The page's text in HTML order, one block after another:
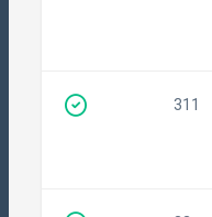
311